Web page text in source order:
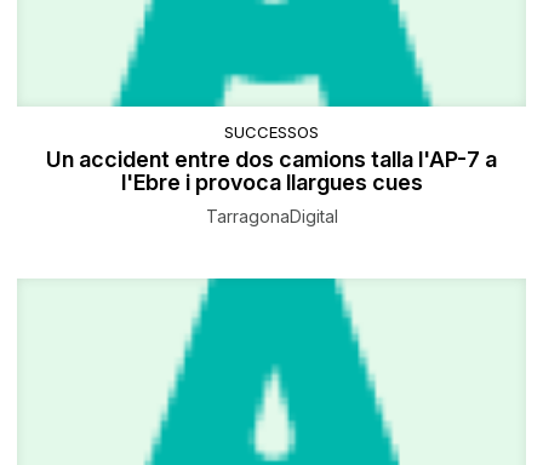
SUCCESSOS
Un accident entre dos camions talla l'AP-7 a
l'Ebre i provoca llargues cues
TarragonaDigital